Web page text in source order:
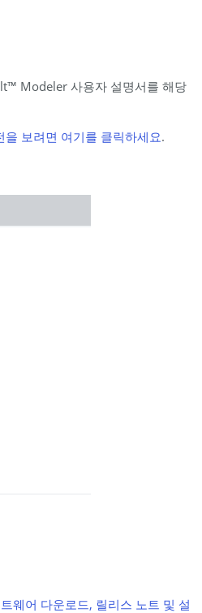
Modeler 사용자 설명서를 해당
을 보려면 여기를 클릭하세요.
웨어 다운로드, 릴리스 노트 및 설